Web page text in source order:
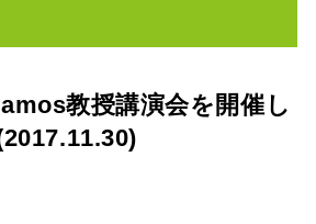
教授講演会を開催し